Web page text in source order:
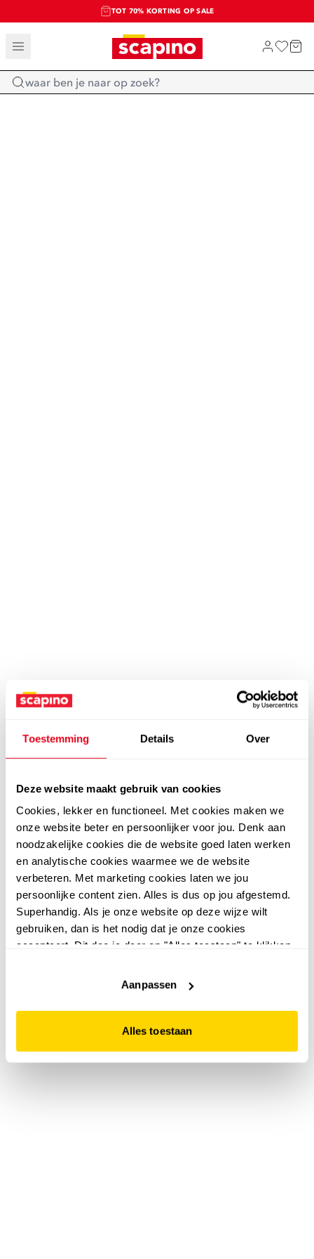
Toestemming Details Over
Deze website maakt gebruik van cookies
Cookies, lekker en functioneel. Met cookies maken we
onze website beter en persoonlijker voor jou. Denk aan
noodzakelijke cookies die de website goed laten werken
en analytische cookies waarmee we de website
verbeteren. Met marketing cookies laten we jou
persoonlijke content zien. Alles is dus op jou afgestemd.
Superhandig. Als je onze website op deze wijze wilt
gebruiken, dan is het nodig dat je onze cookies
accepteert. Dit doe je door op "Alles toestaan" te klikken.
website niet optimaal functioneert.
Aanpassen
Alles toestaan
TOT 70% KORTING OP SALE
SALE: LAATSTE KANS!
SHOP NIEUW
Home